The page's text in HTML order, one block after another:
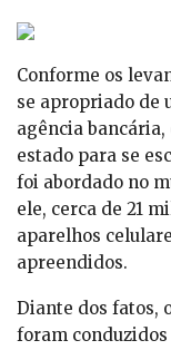
Conforme os
se apropriado de
agência
estado para se
foi abordado no
ele, cerca de 21
aparelhos
apreendidos.
Diante dos fatos,
foram conduzidos